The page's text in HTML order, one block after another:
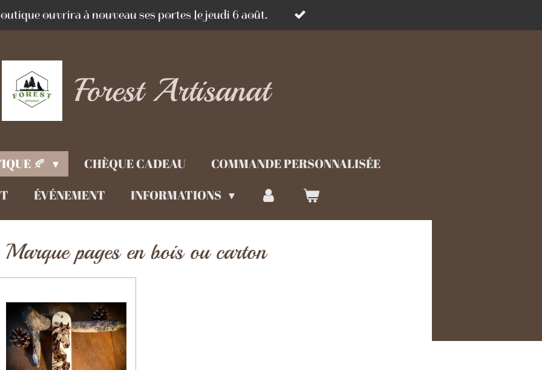
ouvrira à nouveau ses portes le jeudi 6 août.
Forest Artisanat
🍂 CHÈQUE CADEAU
COMMANDE PERSONNALISÉE
ÉVÉNEMENT INFORMATIONS
Marque pages en bois ou carton